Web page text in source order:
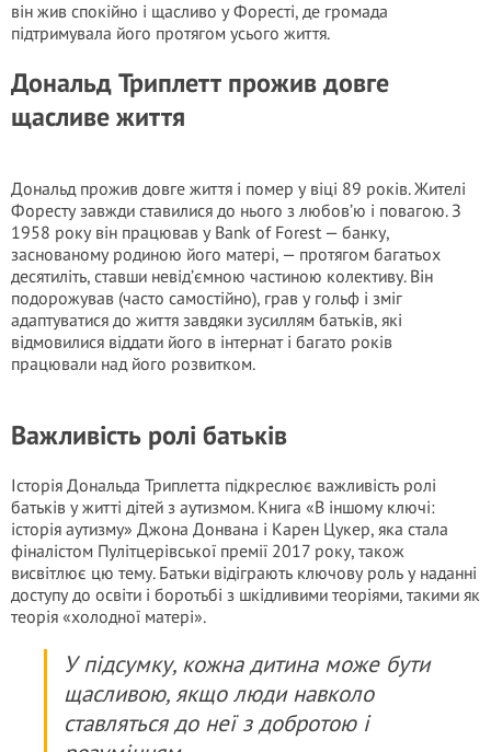
він жив спокійно і щасливо у Форесті, де громада
підтримувала його протягом усього життя.
Дональд Триплетт прожив довге
щасливе життя
Дональд прожив довге життя і пoмep у віці 89 років. Жителі
Форесту завжди ставилися до нього з любов’ю і повагою. З
1958 року він працював у Bank of Forest — банку,
заснованому родиною його матері, — протягом багатьох
десятиліть, ставши невід’ємною частиною колективу. Він
подорожував (часто самостійно), грав у гольф і зміг
адаптуватися до життя завдяки зусиллям батьків, які
відмовилися віддати його в інтернат і багато років
працювали над його розвитком.
Важливість ролі батьків
Історія Дональда Триплетта підкреслює важливість ролі
батьків у житті дітей з аутизмом. Книга «В іншому ключі:
історія аутизму» Джона Донвана і Карен Цукер, яка стала
фіналістом Пулітцерівської премії 2017 року, також
висвітлює цю тему. Батьки відіграють ключову роль у наданні
доступу до освіти і боротьбі з шкідливими теоріями, такими як
теорія «холодної матері».
У підсумку, кожна дитина може бути
щасливою, якщо люди навколо
ставляться до неї з добротою і